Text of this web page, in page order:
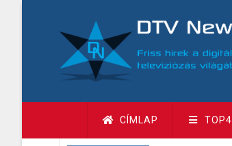
tartalomra
Fő
navigáció
CÍMLAP TOP4